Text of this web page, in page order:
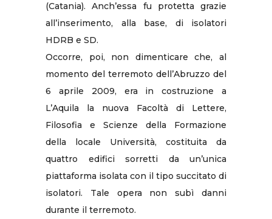
(Catania). Anch’essa fu protetta grazie
all’inserimento, alla base, di isolatori
HDRB e SD.
Occorre, poi, non dimenticare che, al
momento del terremoto dell’Abruzzo del
6 aprile 2009, era in costruzione a
L’Aquila la nuova Facoltà di Lettere,
Filosofia e Scienze della Formazione
della locale Università, costituita da
quattro edifici sorretti da un’unica
piattaforma isolata con il tipo succitato di
isolatori. Tale opera non subì danni
durante il terremoto.